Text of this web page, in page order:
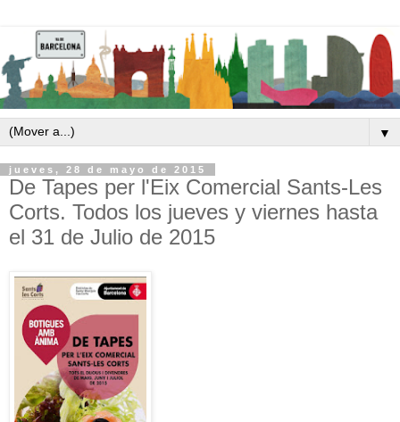
▼
jueves, 28 de mayo de 2015
De Tapes per l'Eix Comercial Sants-Les
Corts. Todos los jueves y viernes hasta
el 31 de Julio de 2015